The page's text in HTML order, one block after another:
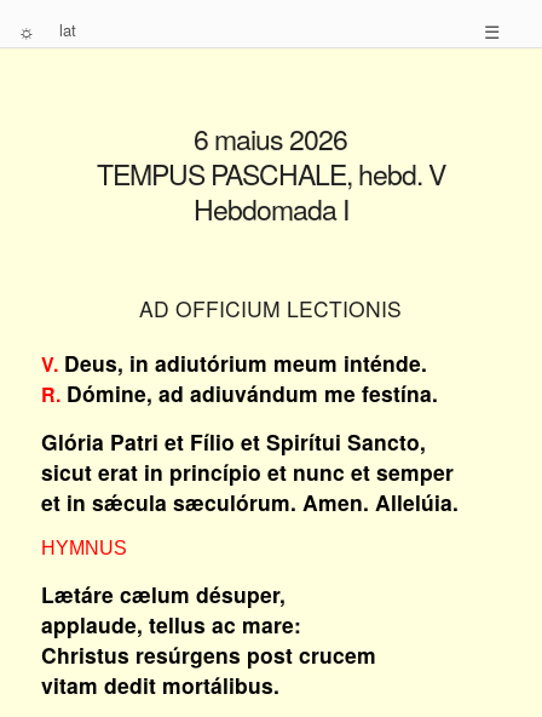
☼ lat ☰
6 maius 2026
TEMPUS PASCHALE, hebd. V
Hebdomada I
AD OFFICIUM LECTIONIS
V.Deus, in adiutórium meum inténde.
R.Dómine, ad adiuvándum me festína.
Glória Patri et Fílio et Spirítui Sancto,
sicut erat in princípio et nunc et semper
et in sǽcula sæculórum. Amen. Allelúia.
HYMNUS
Lætáre cælum désuper,
applaude, tellus ac mare:
Christus resúrgens post crucem
vitam dedit mortálibus.